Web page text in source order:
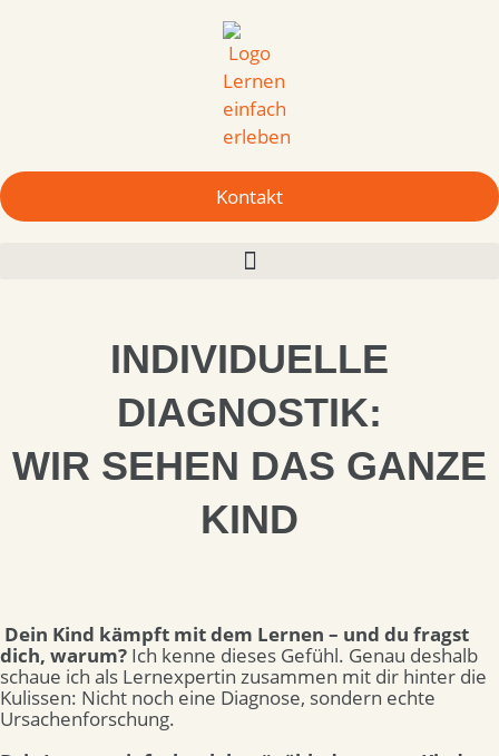
Kontakt
INDIVIDUELLE
DIAGNOSTIK:
WIR SEHEN DAS GANZE
KIND
Dein Kind kämpft mit dem Lernen – und du fragst
dich, warum? Ich kenne dieses Gefühl. Genau deshalb
schaue ich als Lernexpertin zusammen mit dir hinter die
Kulissen: Nicht noch eine Diagnose, sondern echte
Ursachenforschung.